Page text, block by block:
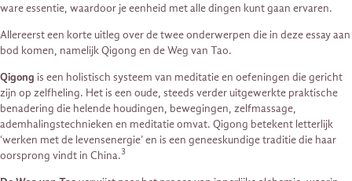
ware essentie, waardoor je eenheid met alle dingen kunt gaan ervaren.
Allereerst een korte uitleg over de twee onderwerpen die in deze essay aan
bod komen, namelijk Qigong en de Weg van Tao.
Qigong is een holistisch systeem van meditatie en oefeningen die gericht
zijn op zelfheling. Het is een oude, steeds verder uitgewerkte praktische
benadering die helende houdingen, bewegingen, zelfmassage,
ademhalingstechnieken en meditatie omvat. Qigong betekent letterlijk
‘werken met de levensenergie’ en is een geneeskundige traditie die haar
oorsprong vindt in China.3